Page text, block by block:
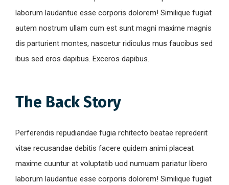
laborum laudantue esse corporis dolorem! Similique fugiat
autem nostrum ullam cum est sunt magni maxime magnis
dis parturient montes, nascetur ridiculus mus faucibus sed
ibus sed eros dapibus. Exceros dapibus.
The Back Story
Perferendis repudiandae fugia rchitecto beatae reprederit
vitae recusandae debitis facere quidem animi placeat
maxime cuuntur at voluptatib uod numuam pariatur libero
laborum laudantue esse corporis dolorem! Similique fugiat